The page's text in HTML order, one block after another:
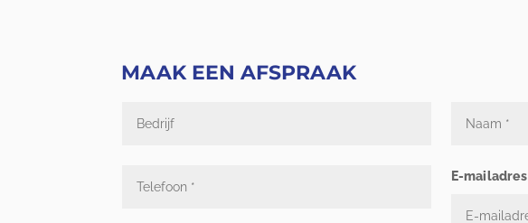
MAAK EEN AFSPRAAK
E-mailadres